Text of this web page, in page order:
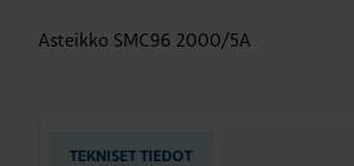
Asteikko SMC96 2000/5A
TEKNISET TIEDOT